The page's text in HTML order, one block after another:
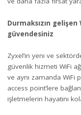
Durmaksızın
güvendesiniz
Zyxel’in yeni ve
güvenlik hizmeti WiFi
ve aynı zamanda WiFi
access point’lere
işletmelerin hayatını